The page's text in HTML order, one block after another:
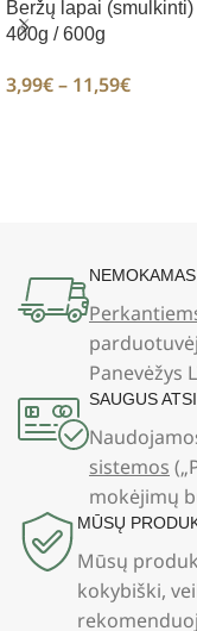
Beržų lapai
400g / 600g
3,99€– 11,59€
Panevėžys
SAUGUS
sistemos
mokėjimų
MŪSŲ
Mūsų
kokybiški,